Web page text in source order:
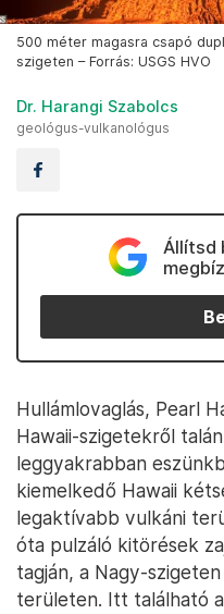
500 méter magasra csapó
szigeten – Forrás: USGS HVO
Dr. Harangi Szabolcs
geológus-vulkanológus
Állítsd
Hullámlovaglás, Pearl
Hawaii-szigetekről
leggyakrabban
kiemelkedő Hawaii
legaktívabb vulkáni
óta pulzáló kitörések
tagján, a Nagy-
területen. Itt található